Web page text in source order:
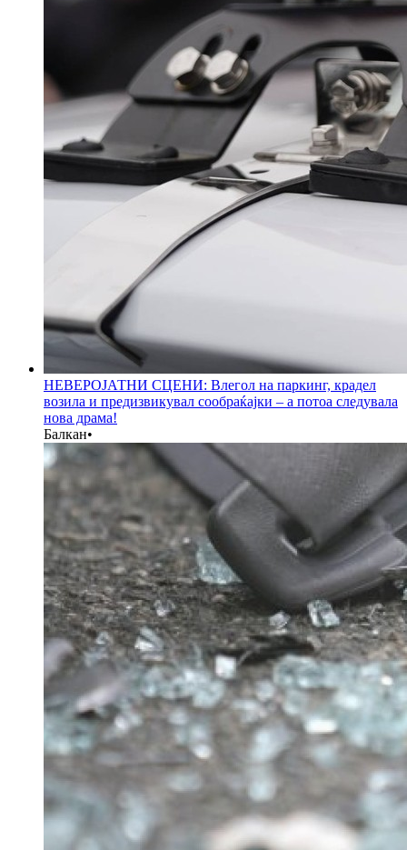
НЕВЕРОЈАТНИ СЦЕНИ: Влегол на паркинг, крадел
возила и предизвикувал сообраќајки – а потоа следувала
нова драма!
Балкан•